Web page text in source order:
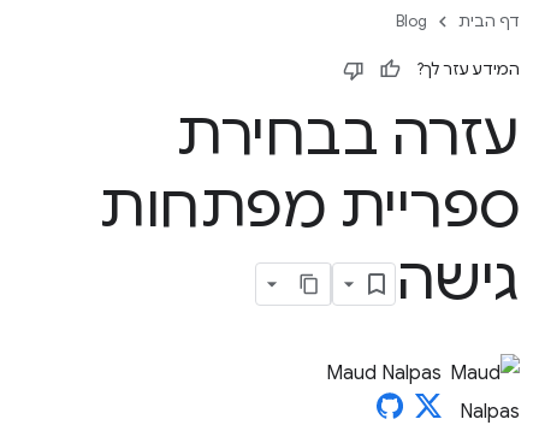
דף הבית Blog
המידע עזר לך?
עזרה בבחירת
ספריית מפתחות
גישה
Maud Nalpas